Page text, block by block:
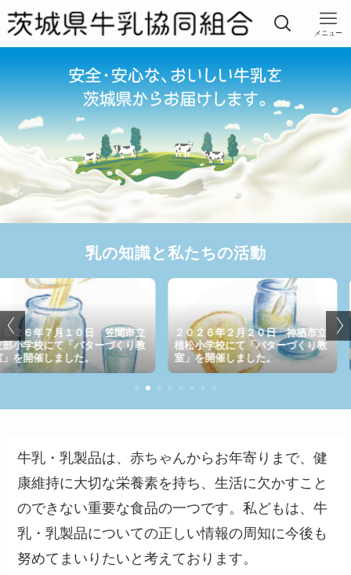
メニュー
乳の知識と私たちの活動
日 笠間市立
ターづくり教
。
２０２６年２月２０日 神栖市立
植松小学校にて「バターづくり教
室」を開催しました。
２０２６年３
立吾妻小学校
室」を開催し
牛乳・乳製品は、赤ちゃんからお年寄りまで、健
康維持に大切な栄養素を持ち、生活に欠かすこと
のできない重要な食品の一つです。私どもは、牛
乳・乳製品についての正しい情報の周知に今後も
努めてまいりたいと考えております。